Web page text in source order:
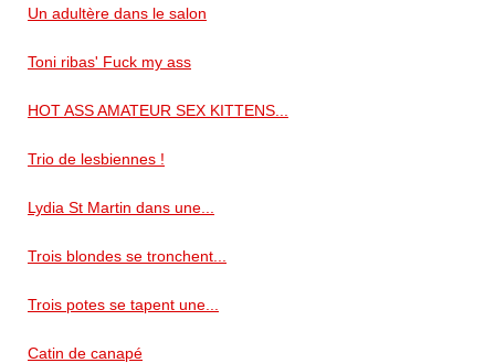
Un adultère dans le salon
Toni ribas' Fuck my ass
HOT ASS AMATEUR SEX KITTENS...
Trio de lesbiennes !
Lydia St Martin dans une...
Trois blondes se tronchent...
Trois potes se tapent une...
Catin de canapé